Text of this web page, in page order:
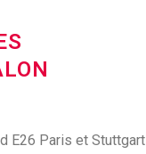
E26 Paris et Stuttgart